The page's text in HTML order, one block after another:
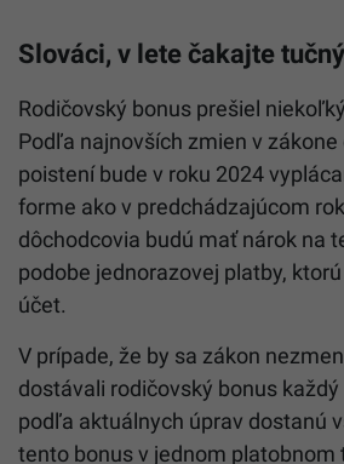
Slováci, v lete čakajte
Rodičovský bonus prešiel
Podľa najnovších zmien v
poistení bude v roku 2024
forme ako v predchádzajúcom
dôchodcovia budú mať nárok na
podobe jednorazovej platby,
účet.
V prípade, že by sa zákon
dostávali rodičovský bonus
podľa aktuálnych úprav dostanú
tento bonus v jednom platobnom